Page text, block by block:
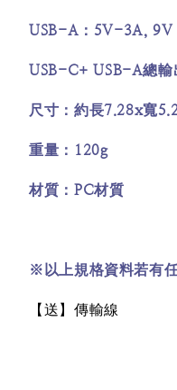
USB-A ： 5V-3A, 9V
USB-C+ USB-A總輸
尺寸：約長7.28x寬
重量： 120g
材質： PC材質
※以上規格資料若有
【送】傳輸線